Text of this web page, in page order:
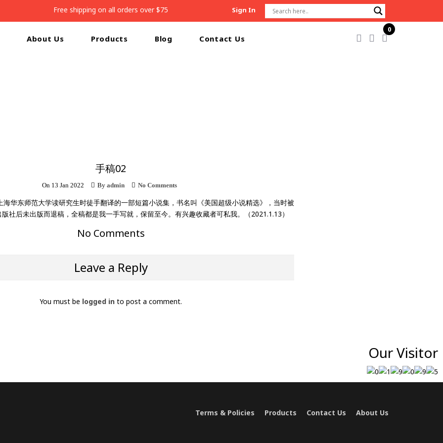
Free shipping on all orders over $75 Sign In
About Us Products Blog Contact Us
0
手稿02
On 13 Jan 2022 By admin No Comments
华东师范大学读研究生时徒手翻译的一部短篇小说集，书名叫《美国超级小说精选》，当时被
社后未出版而退稿，全稿都是我一手写就，保留至今。有兴趣收藏者可私我。（2021.1.13）
No Comments
Leave a Reply
You must be logged in to post a comment.
Our Visitor
Terms & Policies Products Contact Us About Us